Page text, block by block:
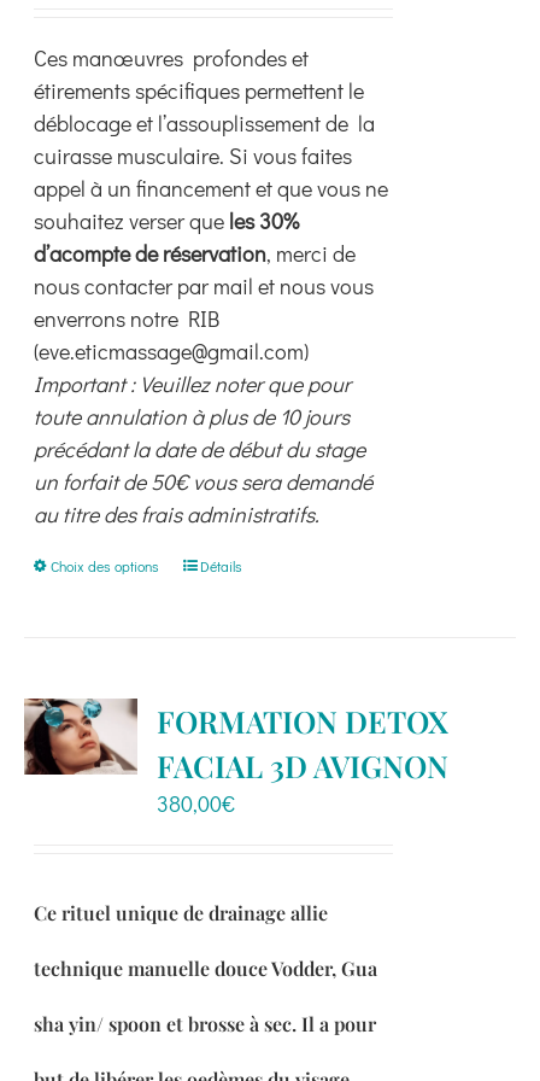
sur
la
page
du
produit
Ces manœuvres profondes et
étirements spécifiques permettent le
déblocage et l’assouplissement de la
cuirasse musculaire. Si vous faites
appel à un financement et que vous ne
souhaitez verser que les 30%
d’acompte de réservation, merci de
nous contacter par mail et nous vous
enverrons notre RIB
(eve.eticmassage@gmail.com)
Important : Veuillez noter que pour
toute annulation à plus de 10 jours
précédant la date de début du stage
un forfait de 50€ vous sera demandé
au titre des frais administratifs.
Choix des options
Ce
Les
options
peuvent
la
page
produit
Détails
FORMATION DETOX
FACIAL 3D AVIGNON
380,00€
Ce rituel unique de drainage allie
technique manuelle douce Vodder, Gua
sha yin/ spoon et brosse à sec. Il a pour